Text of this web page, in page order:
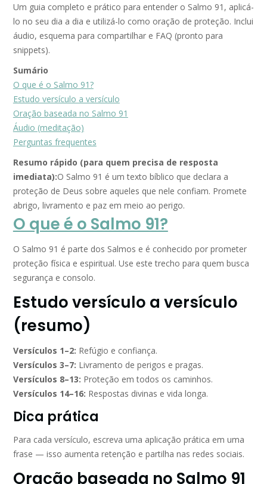
Um guia completo e prático para entender o Salmo 91, aplicá-
lo no seu dia a dia e utilizá-lo como oração de proteção. Inclui
áudio, esquema para compartilhar e FAQ (pronto para
snippets).
Sumário
O que é o Salmo 91?
Estudo versículo a versículo
Oração baseada no Salmo 91
Áudio (meditação)
Perguntas frequentes
Resumo rápido (para quem precisa de resposta
imediata):O Salmo 91 é um texto bíblico que declara a
proteção de Deus sobre aqueles que nele confiam. Promete
abrigo, livramento e paz em meio ao perigo.
O que é o Salmo 91?
O Salmo 91 é parte dos Salmos e é conhecido por prometer
proteção física e espiritual. Use este trecho para quem busca
segurança e consolo.
Estudo versículo a versículo
(resumo)
Versículos 1–2: Refúgio e confiança.
Versículos 3–7: Livramento de perigos e pragas.
Versículos 8–13: Proteção em todos os caminhos.
Versículos 14–16: Respostas divinas e vida longa.
Dica prática
Para cada versículo, escreva uma aplicação prática em uma
frase — isso aumenta retenção e partilha nas redes sociais.
Oração baseada no Salmo 91